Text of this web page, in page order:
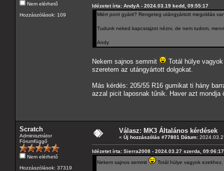
Nem elérhető
Hozzászólások: 109
Idézetet írta: AndyA - 2024.03.19 kedd, 09:55:17
Miért pont gyárit? Rengeteg utángyártott megoldás
Tudunk neked kapcsrajzot nézni, de nem tudom,
Andy
Nekem sajnos semmit
Totál hülye
szeretem az utángyártott dolgokat.
Más kérdés: 205/55 R16 gumikat ti hány
azzal picit laposnak tűnik. Haver azt
Scratch
Adminisztrátor
Fórumfüggő
Nem elérhető
Hozzászólások: 37319
Válasz: MK3 Általános kérdések
« Új hozzászólás #77801 Dátum:
Idézetet írta: Sierra2008 - 2024.03.27 szerda, 09:06:17
Nekem sajnos semmit
Totál hülye vagyok